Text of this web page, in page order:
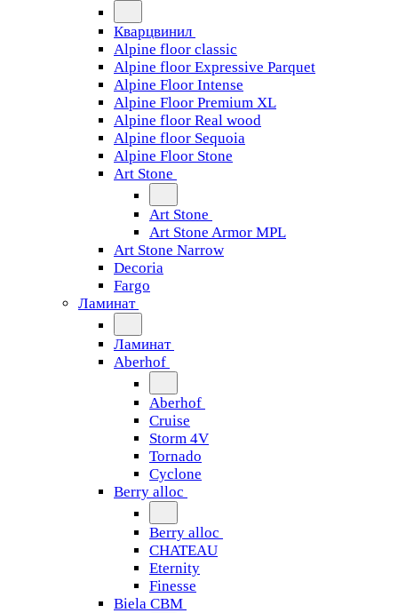
Кварцвинил
Alpine floor classic
Alpine floor Expressive Parquet
Alpine Floor Intense
Alpine Floor Premium XL
Alpine floor Real wood
Alpine floor Sequoia
Alpine Floor Stone
Art Stone
Art Stone
Art Stone Armor MPL
Art Stone Narrow
Decoria
Fargo
Ламинат
Ламинат
Aberhof
Aberhof
Cruise
Storm 4V
Tornado
Сyclone
Berry alloc
Berry alloc
CHATEAU
Eternity
Finesse
Biela CBM